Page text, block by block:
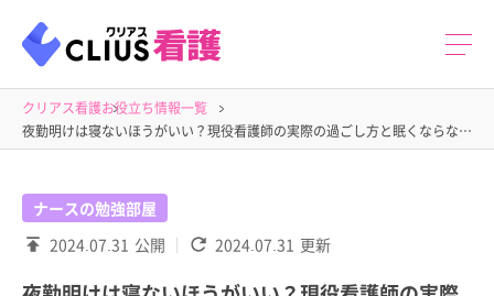
クリアス看護お役立ち情報一覧
夜勤明けは寝ないほうがいい？現役看護師の実際の過ごし方と眠くならない方法
ナースの勉強部屋
2024.07.31 公開 2024.07.31 更新